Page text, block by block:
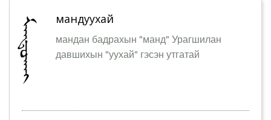
мандуухай
мандан бадрахын "манд" Урагшилан
давшихын "уухай" гэсэн утгатай